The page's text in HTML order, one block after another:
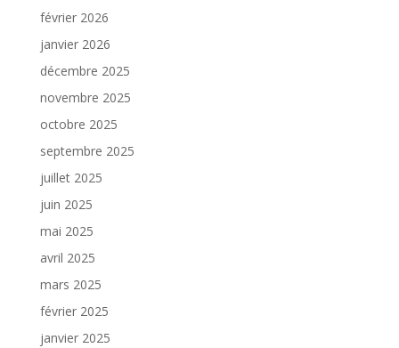
février 2026
janvier 2026
décembre 2025
novembre 2025
octobre 2025
septembre 2025
juillet 2025
juin 2025
mai 2025
avril 2025
mars 2025
février 2025
janvier 2025